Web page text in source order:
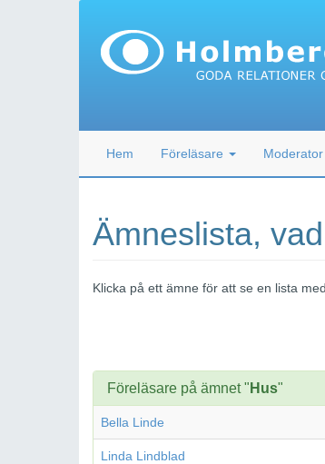
Hem Föreläsare Moderator
Ämneslista,
Klicka på ett ämne för att se en lista
Föreläsare på ämnet " Hus"
Bella Linde
Linda Lindblad